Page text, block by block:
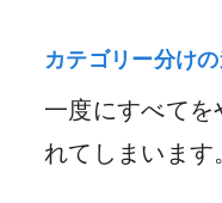
カテゴリー分け
一度にすべて
れてしまいます